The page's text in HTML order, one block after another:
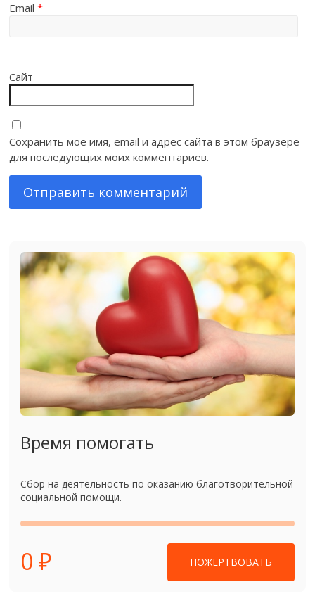
Email*
Сайт
Сохранить моё имя, email и адрес сайта в этом браузере
для последующих моих комментариев.
Время помогать
Сбор на деятельность по оказанию благотворительной
социальной помощи.
0 ₽ ПОЖЕРТВОВАТЬ